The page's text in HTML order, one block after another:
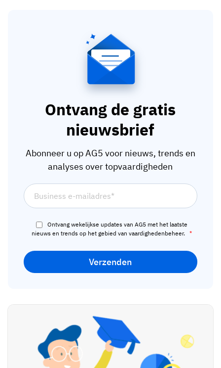
Ontvang de gratis
nieuwsbrief
Abonneer u op AG5 voor nieuws, trends en
analyses over topvaardigheden
Ontvang wekelijkse updates van AG5 met het laatste
nieuws en trends op het gebied van vaardighedenbeheer. *